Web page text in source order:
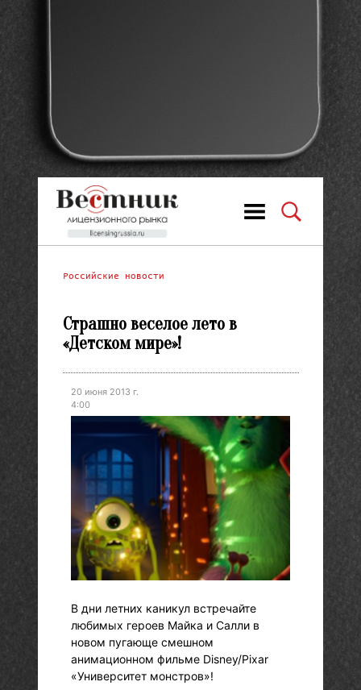
Российские новости
Страшно веселое лето в
«Детском мире»!
20 июня 2013 г.
4:00
В дни летних каникул встречайте
любимых героев Майка и Салли в
новом пугающе смешном
анимационном фильме Disney/Pixar
«Университет монстров»!